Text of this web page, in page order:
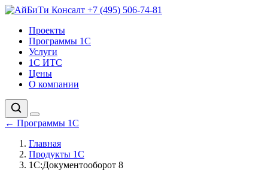
+7 (495) 506-74-81
Проекты
Программы 1С
Услуги
1С ИТС
Цены
О компании
← Программы 1С
Главная
Продукты 1С
1С:Документооборот 8